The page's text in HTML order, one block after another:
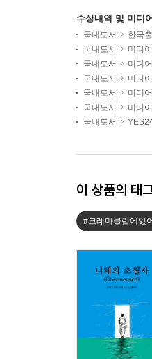
수상내역 및 미디
국내도서 한국
국내도서
미디
국내도서
미디
국내도서
미디
국내도서
미디
국내도서
미디
국내도서
이 상품의 태
#크레마클럽에있